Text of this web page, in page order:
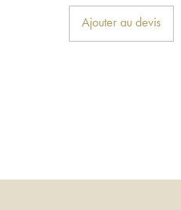
Ajouter au devis